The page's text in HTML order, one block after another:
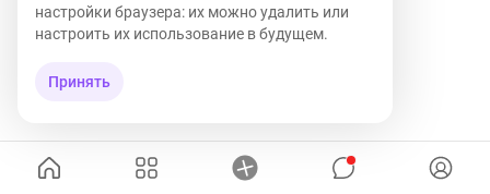
настройки браузера: их можно удалить или
настроить их использование в будущем.
Принять